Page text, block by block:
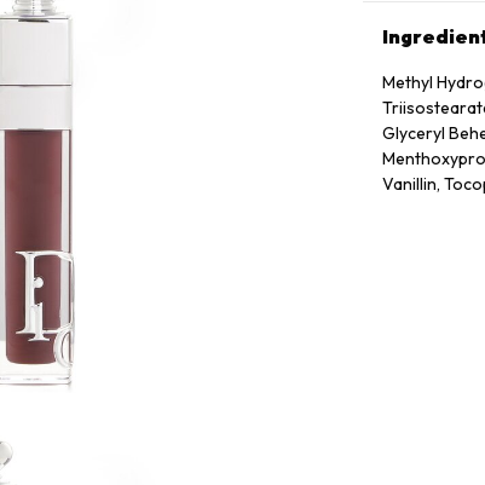
Methyl
Glyceryl
Vanillin,
May